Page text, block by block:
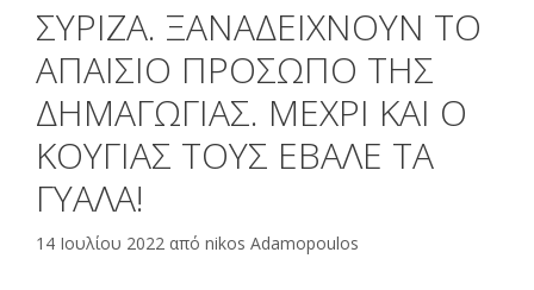
ΣΥΡΙΖΑ. ΞΑΝΑΔΕΙΧΝΟΥΝ ΤΟ
ΑΠΑΙΣΙΟ ΠΡΟΣΩΠΟ ΤΗΣ
ΔΗΜΑΓΩΓΙΑΣ. ΜΕΧΡΙ ΚΑΙ Ο
ΚΟΥΓΙΑΣ ΤΟΥΣ ΕΒΑΛΕ ΤΑ
ΓΥΑΛΑ!
14 Ιουλίου 2022 από nikos Adamopoulos